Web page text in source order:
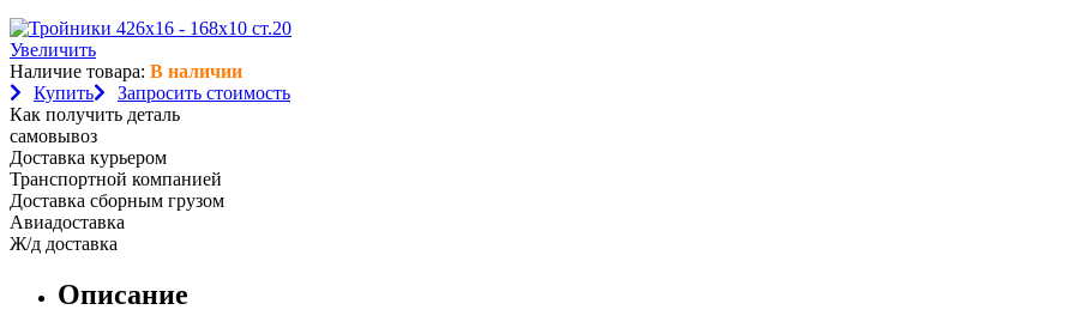
Увеличить
Наличие товара: В наличии
Купить
Запросить стоимость
Как получить деталь
самовывоз
Доставка курьером
Транспортной компанией
Доставка сборным грузом
Авиадоставка
Ж/д доставка
Описание